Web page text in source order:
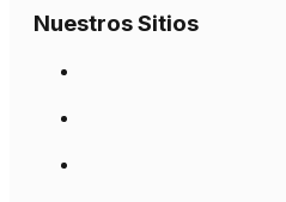
Nuestros Sitios